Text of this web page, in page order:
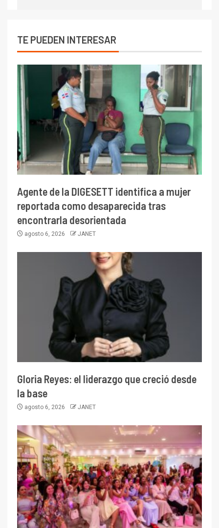
TE PUEDEN INTERESAR
Agente de la DIGESETT identifica a mujer
reportada como desaparecida tras
encontrarla desorientada
agosto 6, 2026 JANET
Gloria Reyes: el liderazgo que creció desde
la base
agosto 6, 2026 JANET